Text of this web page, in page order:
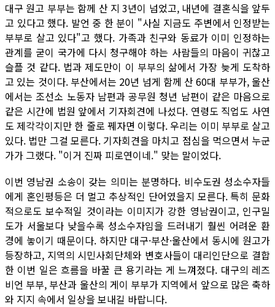
대구 원고 부부는 함께 산 지 3년이 넘었고, 내년에 결혼식을 앞두
고 있다고 했다. 발언 중 한 분이 "사실 지금도 주변에서 인정받는
부부로 살고 있다"고 했다. 가족과 친구와 동료가 이미 인정하는
관계를 굳이 국가에 다시 청구해야 하는 사람들의 마음이 귀찮고
슬플 것 같다. 법과 제도만이 이 부부의 삶에서 가장 늦게 도착하
고 있는 것이다. 부산에서는 20년 넘게 함께 산 60대 부부가, 울산
에서는 조선소 노동자 남편과 공무원 청년 남편이 같은 마음으로
같은 시간에 법원 앞에서 기자회견에 나섰다. 연령도 직업도 사연
도 제각각이지만 한 줄로 꿰자면 이렇다. 우리는 이미 부부로 살고
있다. 법만 그걸 모른다. 기자회견을 마치고 점심을 먹으면서 누군
가가 그랬다. "이거 진짜 피로연이네." 맞는 말이었다.
이번 영남권 소송이 갖는 의미는 분명하다. 비수도권 성소수자들
에게 혼인평등은 더 멀고 추상적인 단어였을지 모른다. 특히 문화
적으로도 보수적일 것이라는 이미지가 강한 영남권이고, 인구밀
도가 서울보다 낮을수록 성소수자임을 드러내기 훨씬 어려운 환
경에 놓이기 때문이다. 하지만 대구·부산·울산에서 동시에 원고가
등장하고, 지역의 시민사회단체와 변호사들이 대리인단으로 결합
한 이번 일은 흐름을 바꿀 큰 용기라는 게 느껴졌다. 대구의 레즈
비언 부부, 부산과 울산의 게이 부부가 지역에서 앞으로 많은 축하
와 지지 속에서 일상을 보내길 바랍니다.